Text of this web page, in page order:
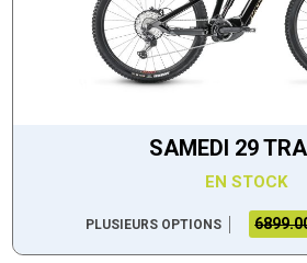
SAMEDI 29
EN STOCK
PLUSIEURS OPTIONS